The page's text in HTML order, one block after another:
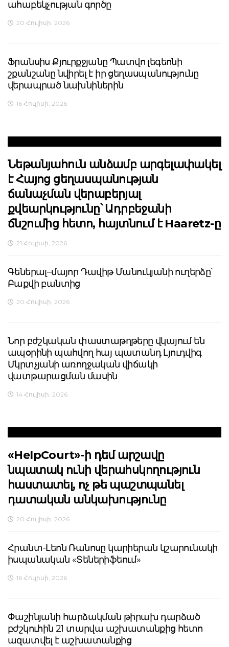
ահաբեկչության գործը
20 Հուլիսի, 2026
Ֆրանսիս Քյուրքջյանը Պատվո լեգեոնի
շքանշանը նվիրել է իր ցեղասպանությունը
վերապրած նախնիներին
16 Հուլիսի, 2026
Նեթանյահուն անձամբ արգելափակել
է Հայոց ցեղասպանության
ճանաչման վերաբերյալ
քվեարկությունը՝ Ադրբեջանի
ճնշումից հետո, հայտնում է Haaretz-ը
21 Հուլիսի, 2026
Գեներալ–մայոր Դավիթ Մանուկյանի ուղերձը՝
Բաքվի բանտից
20 Հուլիսի, 2026
Նոր բժշկական փաստաթղթերը վկայում են
ապօրինի պահվող հայ պատանդ Լյուդվիգ
Մկրտչյանի առողջական վիճակի
վատթարացման մասին
14 Հուլիսի, 2026
«HelpCourt»-ի դեմ արշավը
նպատակ ունի վերահսկողություն
հաստատել, ոչ թե պաշտպանել
դատական անկախությունը
20 Հուլիսի, 2026
Հրանտ-Լեոն Ռանոսը կարիերան կշարունակի
իսպանական «Տեներիֆեում»
16 Հուլիսի, 2026
Փաշինյանի հարձակման թիրախ դարձած
բժշկուհին 21 տարվա աշխատանքից հետո
ազատվել է աշխատանքից